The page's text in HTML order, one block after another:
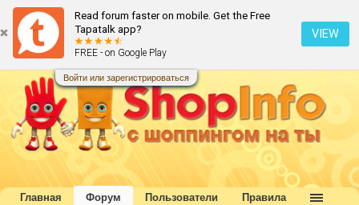
Read forum faster on mobile. Get the Free
Tapatalk app?
FREE - on Google Play
VIEW
Войти или зарегистрироваться
Главная Форум Пользователи Правила